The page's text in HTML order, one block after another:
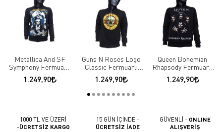
Metallica And SF
Symphony Fermuarlı
Kapüşonlu
1.249,90
Guns N Roses Logo
Classic Fermuarlı
Kapüşonlu
1.249,90
Queen Bohemian
Rhapsody Fermuarlı
Kapüşonlu
1.249,90
1000 TL VE ÜZERİ
-ÜCRETSİZ KARGO
15 GÜN İÇİNDE -
ÜCRETSİZ İADE
GÜVENLİ - ONLINE
ALIŞVERİŞ